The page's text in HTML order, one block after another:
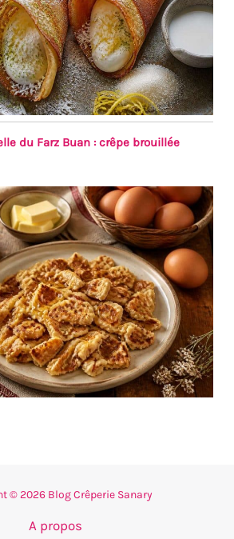
du Farz Buan : crêpe brouillée
© 2026 Blog Crêperie Sanary
A propos